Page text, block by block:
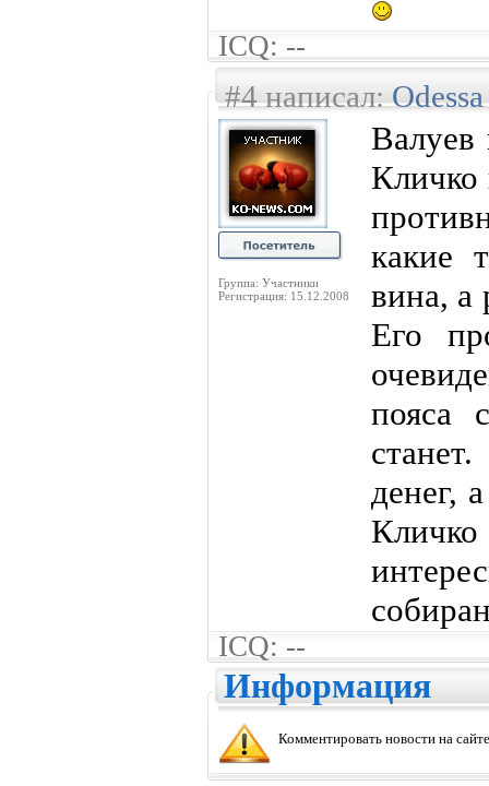
ICQ: --
#4 написал:Odessa
Группа: Участники
Регистрация: 15.12.2008
Валуев
Кличко
какие
вина, а
Его
пояса
денег,
ICQ: --
Информация
Комментировать новости на